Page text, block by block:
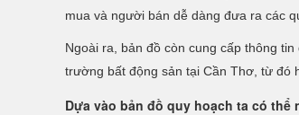
mua và người bán dễ dàng đưa ra các
Ngoài ra, bản đồ còn cung cấp thông
trường bất động sản tại Cần Thơ, từ đó
Dựa vào bản đồ quy hoạch ta có